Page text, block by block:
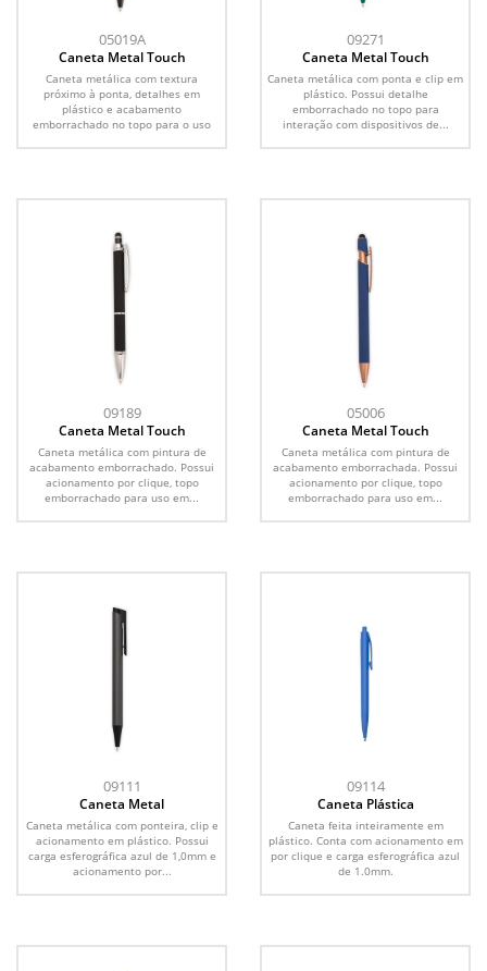
05019A
Caneta Metal Touch
Caneta metálica com textura
próximo à ponta, detalhes em
plástico e acabamento
emborrachado no topo para o uso
09271
Caneta Metal Touch
Caneta metálica com ponta e clip em
plástico. Possui detalhe
emborrachado no topo para
interação com dispositivos de...
09189
Caneta Metal Touch
Caneta metálica com pintura de
acabamento emborrachado. Possui
acionamento por clique, topo
emborrachado para uso em...
05006
Caneta Metal Touch
Caneta metálica com pintura de
acabamento emborrachada. Possui
acionamento por clique, topo
emborrachado para uso em...
09111
Caneta Metal
Caneta metálica com ponteira, clip e
acionamento em plástico. Possui
carga esferográfica azul de 1,0mm e
acionamento por...
09114
Caneta Plástica
Caneta feita inteiramente em
plástico. Conta com acionamento em
por clique e carga esferográfica azul
de 1.0mm.